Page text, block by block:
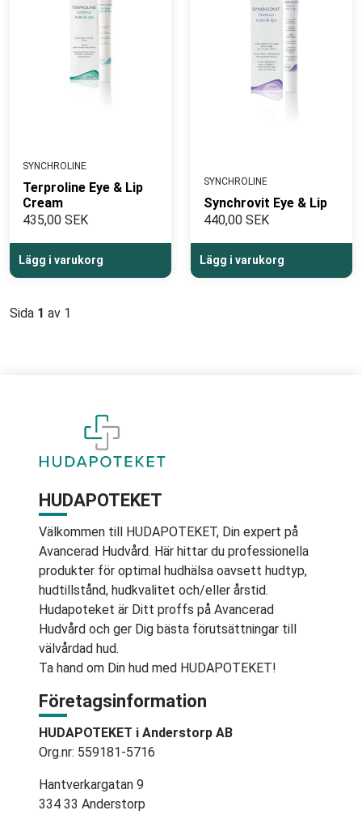
SYNCHROLINE
Terproline Eye & Lip
Cream
435,00 SEK
Lägg i varukorg
SYNCHROLINE
Synchrovit Eye & Lip
440,00 SEK
Lägg i varukorg
Sida 1 av 1
HUDAPOTEKET
Välkommen till HUDAPOTEKET, Din expert på
Avancerad Hudvård. Här hittar du professionella
produkter för optimal hudhälsa oavsett hudtyp,
hudtillstånd, hudkvalitet och/eller årstid.
Hudapoteket är Ditt proffs på Avancerad
Hudvård och ger Dig bästa förutsättningar till
välvårdad hud.
Ta hand om Din hud med HUDAPOTEKET!
Företagsinformation
HUDAPOTEKET i Anderstorp AB
Org.nr: 559181-5716
Hantverkargatan 9
334 33 Anderstorp